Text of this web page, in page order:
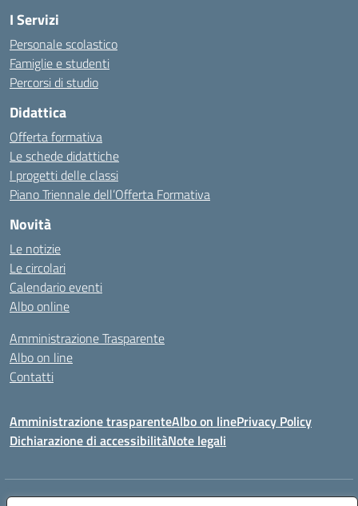
I Servizi
Personale scolastico
Famiglie e studenti
Percorsi di studio
Didattica
Offerta formativa
Le schede didattiche
I progetti delle classi
Piano Triennale dell’Offerta Formativa
Novità
Le notizie
Le circolari
Calendario eventi
Albo online
Amministrazione Trasparente
Albo on line
Contatti
Amministrazione trasparenteAlbo on linePrivacy Policy
Dichiarazione di accessibilitàNote legali